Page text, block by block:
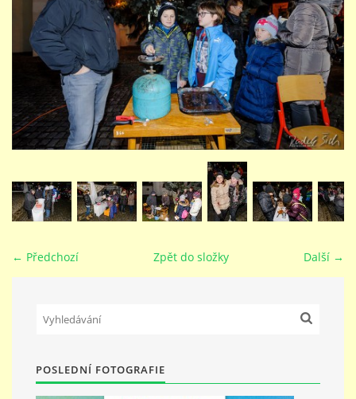
TALENTOVÉ ZKOUŠKY
STUDIJNÍ OBORY
GALERIE
VIDEA - FILMOVÁ TVORBA
DOKUMENTY / KE STAŽENÍ
KURZY
KONTAKTY
← Předchozí Další →
Zpět do složky
POSLEDNÍ FOTOGRAFIE